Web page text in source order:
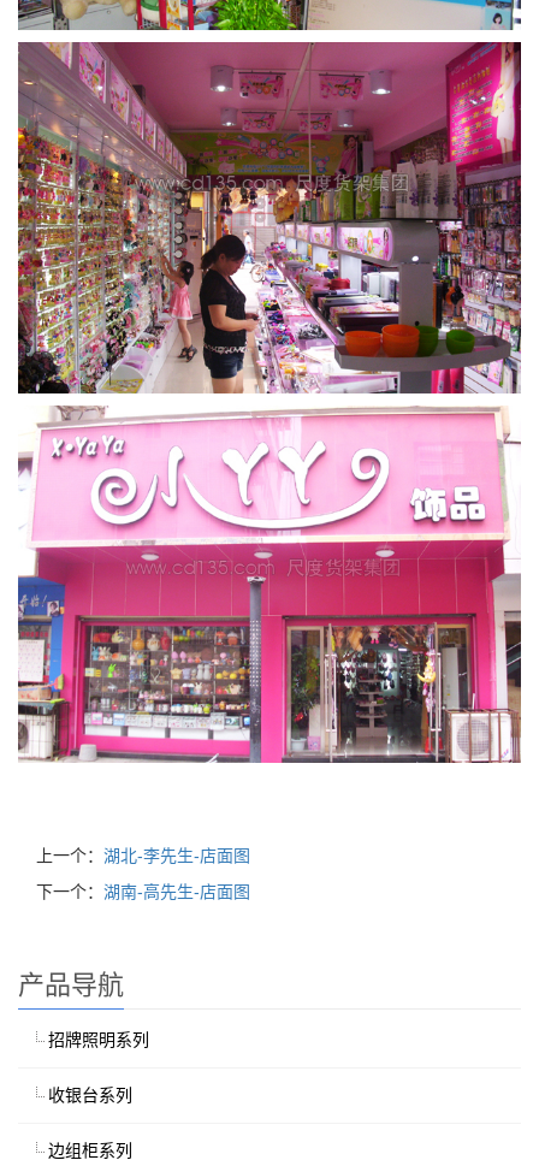
上一个： 湖北-李先生-店面图
下一个： 湖南-高先生-店面图
产品导航
招牌照明系列
收银台系列
边组柜系列